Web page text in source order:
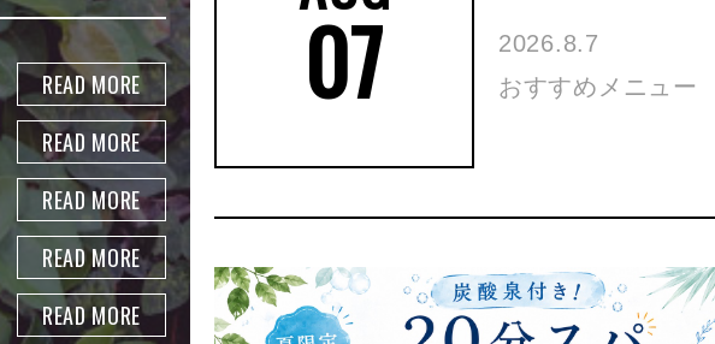
READ MORE
READ MORE
READ MORE
READ MORE
READ MORE
07
2026.8.7
おすすめメニュー